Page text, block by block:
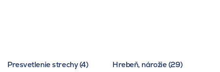
Presvetlenie strechy (4) Hrebeň, nárožie (29)